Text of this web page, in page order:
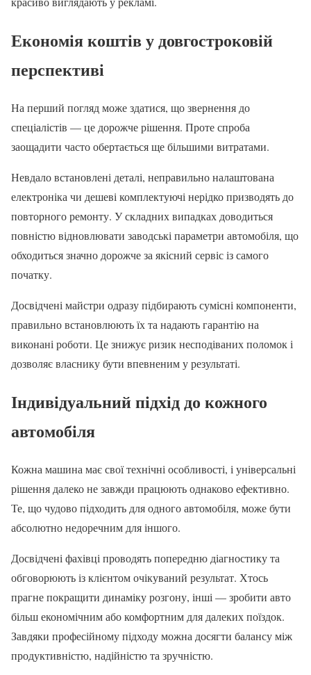
Економія коштів у довгостроковій
перспективі
На перший погляд може здатися, що звернення до
спеціалістів — це дорожче рішення. Проте спроба
заощадити часто обертається ще більшими витратами.
Невдало встановлені деталі, неправильно налаштована
електроніка чи дешеві комплектуючі нерідко призводять до
повторного ремонту. У складних випадках доводиться
повністю відновлювати заводські параметри автомобіля, що
обходиться значно дорожче за якісний сервіс із самого
початку.
Досвідчені майстри одразу підбирають сумісні компоненти,
правильно встановлюють їх та надають гарантію на
виконані роботи. Це знижує ризик несподіваних поломок і
дозволяє власнику бути впевненим у результаті.
Індивідуальний підхід до кожного
автомобіля
Кожна машина має свої технічні особливості, і універсальні
рішення далеко не завжди працюють однаково ефективно.
Те, що чудово підходить для одного автомобіля, може бути
абсолютно недоречним для іншого.
Досвідчені фахівці проводять попередню діагностику та
обговорюють із клієнтом очікуваний результат. Хтось
прагне покращити динаміку розгону, інші — зробити авто
більш економічним або комфортним для далеких поїздок.
Завдяки професійному підходу можна досягти балансу між
продуктивністю, надійністю та зручністю.